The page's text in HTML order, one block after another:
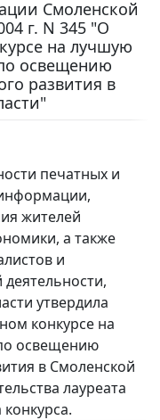
Смоленской
г. N 345 "О
на лучшую
освещению
развития в
печатных и
жителей
а также
и
утвердила
конкурсе на
освещению
в Смоленской
лауреата